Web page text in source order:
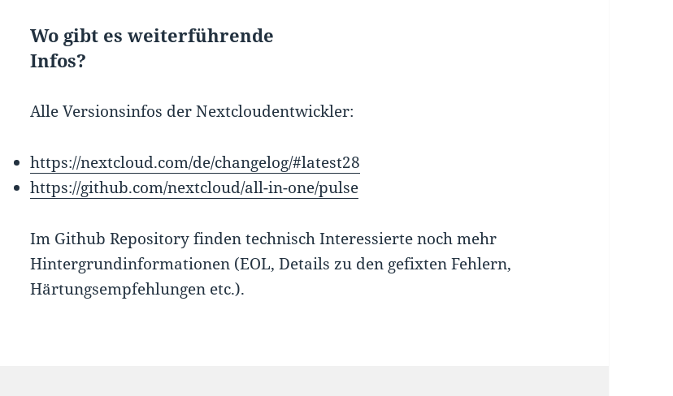
Wo gibt es weiterführende
Infos?
Alle Versionsinfos der Nextcloudentwickler:
https://nextcloud.com/de/changelog/#latest28
https://github.com/nextcloud/all-in-one/pulse
Im Github Repository finden technisch Interessierte noch mehr
Hintergrundinformationen (EOL, Details zu den gefixten Fehlern,
Härtungsempfehlungen etc.).